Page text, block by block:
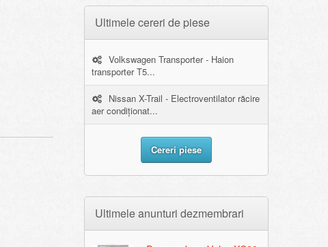
Ultimele cereri de piese
Volkswagen Transporter - Haion
transporter T5...
Nissan X-Trail - Electroventilator răcire
aer condiționat...
Cereri piese
Ultimele anunturi dezmembrari